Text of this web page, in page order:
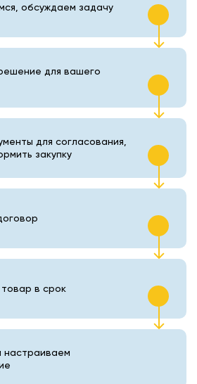
обсуждаем задачу
для вашего
для согласования,
закупку
настраиваем
в срок